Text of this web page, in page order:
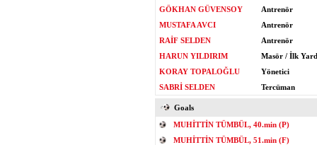
GÖKHAN GÜVENSOY
Antrenör
MUSTAFA AVCI
Antrenör
RAİF SELDEN
Antrenör
HARUN YILDIRIM
Masör / İlk
KORAY TOPALOĞLU
Yönetici
SABRİ SELDEN
Tercüman
Goals
MUHİTTİN TÜMBÜL, 40.min (P)
MUHİTTİN TÜMBÜL, 51.min (F)